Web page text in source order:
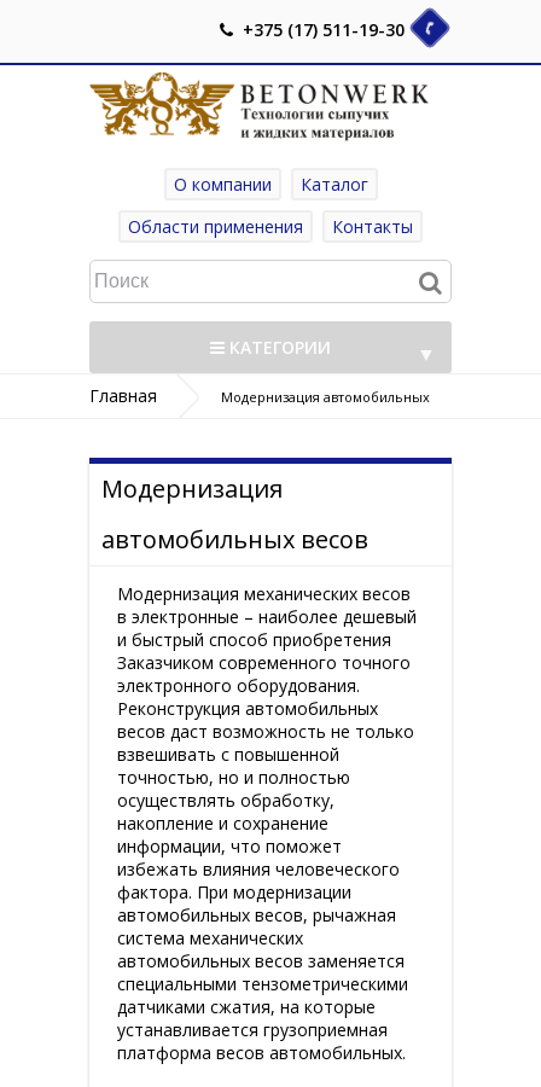
+375 (17) 511-19-30
О компании
Каталог
Области применения
Контакты
КАТЕГОРИИ ▼
Главная Модернизация автомобильных
Модернизация
автомобильных весов
Модернизация механических весов
в электронные – наиболее дешевый
и быстрый способ приобретения
Заказчиком современного точного
электронного оборудования.
Реконструкция автомобильных
весов даст возможность не только
взвешивать с повышенной
точностью, но и полностью
осуществлять обработку,
накопление и сохранение
информации, что поможет
избежать влияния человеческого
фактора. При модернизации
автомобильных весов, рычажная
система механических
автомобильных весов заменяется
специальными тензометрическими
датчиками сжатия, на которые
устанавливается грузоприемная
платформа весов автомобильных.